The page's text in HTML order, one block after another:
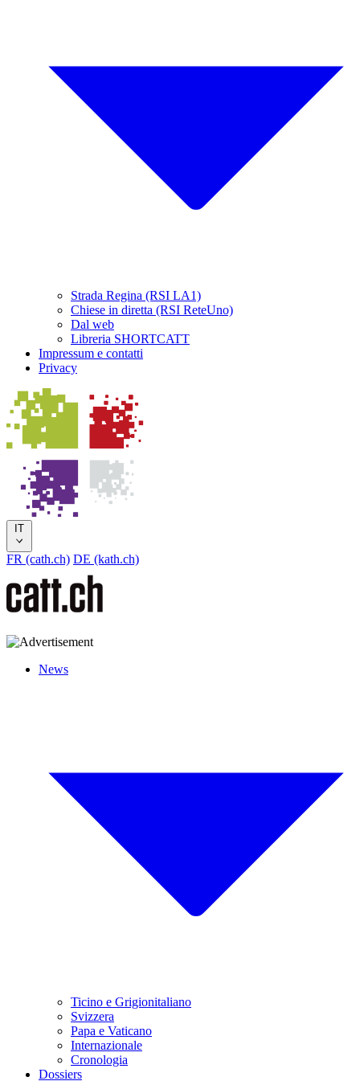
Strada Regina (RSI LA1)
Chiese in diretta (RSI ReteUno)
Dal web
Libreria SHORTCATT
Impressum e contatti
Privacy
IT
FR (cath.ch) DE (kath.ch)
News
Ticino e Grigionitaliano
Svizzera
Papa e Vaticano
Internazionale
Cronologia
Dossiers